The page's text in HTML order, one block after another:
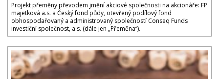
Projekt přeměny převodem jmění akciové společnosti na akcionáře: FP
majetková a.s. a Český fond půdy, otevřený podílový fond
obhospodařovaný a administrovaný společností Conseq Funds
investiční společnost, a.s. (dále jen „Přeměna“).